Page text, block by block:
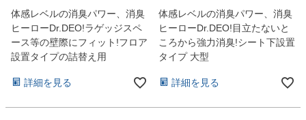
体感レベルの消臭パワー、消臭
ヒーローDr.DEO!ラゲッジスペ
ース等の壁際にフィット!フロア
設置タイプの詰替え用
詳細を見る
体感レベルの消臭パワー、消臭
ヒーローDr.DEO!目立たないと
ころから強力消臭!シート下設置
タイプ 大型
詳細を見る